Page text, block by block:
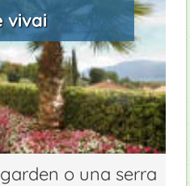
vivai
o una serra